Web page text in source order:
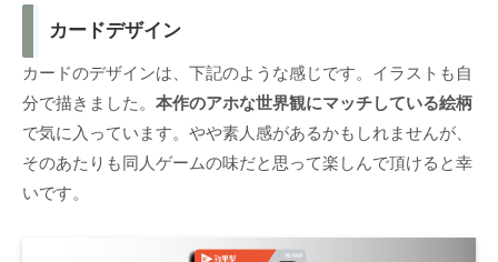
カードデザイン
カードのデザインは、下記のような感じです。イラストも自
分で描きました。 本作のアホな世界観にマッチしている絵柄
で気に入っています。やや素人感があるかもしれませんが、
そのあたりも同人ゲームの味だと思って楽しんで頂けると幸
いです。